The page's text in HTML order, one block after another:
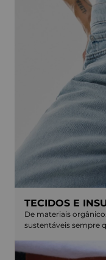
TECIDOS E
De materiais
sustentáveis sempre